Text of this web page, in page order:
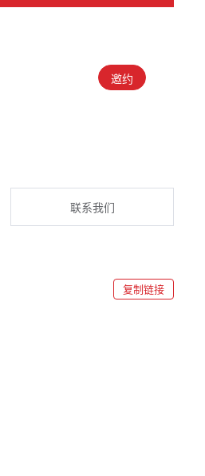
邀约
联系我们
复制链接